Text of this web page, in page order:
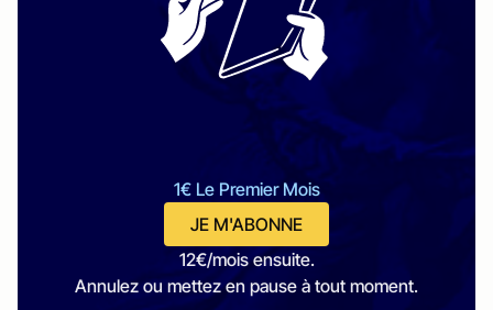
1€ Le Premier Mois
JE M'ABONNE
12€/mois ensuite.
Annulez ou mettez en pause à tout moment.